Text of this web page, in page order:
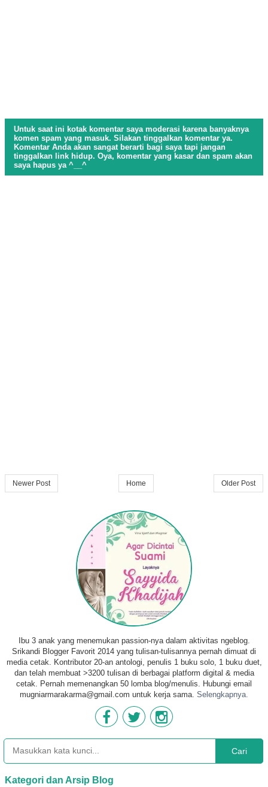
Untuk saat ini kotak komentar saya moderasi karena banyaknya
komen spam yang masuk. Silakan tinggalkan komentar ya.
Komentar Anda akan sangat berarti bagi saya tapi jangan
tinggalkan link hidup. Oya, komentar yang kasar dan spam akan
saya hapus ya ^__^
Newer Post Older Post
Home
Ibu 3 anak yang menemukan passion-nya dalam aktivitas ngeblog.
Srikandi Blogger Favorit 2014 yang tulisan-tulisannya pernah dimuat di
media cetak. Kontributor 20-an antologi, penulis 1 buku solo, 1 buku duet,
dan telah membuat >3200 tulisan di berbagai platform digital & media
cetak. Pernah memenangkan 50 lomba blog/menulis. Hubungi email
mugniarmarakarma@gmail.com untuk kerja sama. Selengkapnya.
Cari
Kategori dan Arsip Blog